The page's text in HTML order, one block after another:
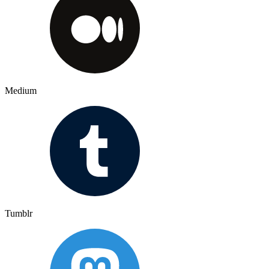
Medium
Tumblr